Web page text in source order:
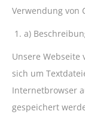
Verwendung von
a)
Unsere Webseite
sich um
Internetbrowser
gespeichert